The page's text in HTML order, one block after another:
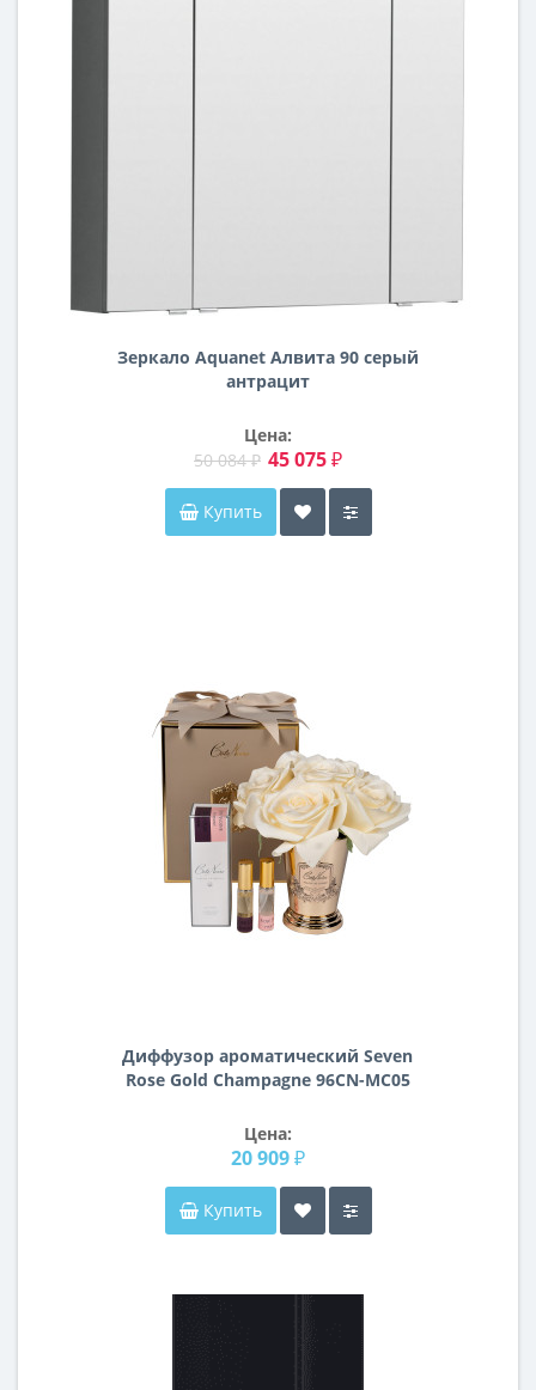
Зеркало Aquanet Алвита 90 серый
антрацит
Цена:
50 084 ₽ 45 075 ₽
Купить
Диффузор ароматический Seven
Rose Gold Champagne 96СN-MС05
Цена:
20 909 ₽
Купить